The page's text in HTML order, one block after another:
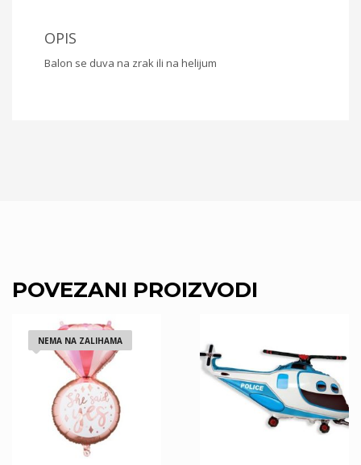
OPIS
Balon se duva na zrak ili na helijum
POVEZANI PROIZVODI
NEMA NA ZALIHAMA